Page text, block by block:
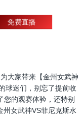
免费直播
大家带来【金州女武神
球迷们，别忘了提前收
您的观赛体验，还特别
州女武神VS菲尼克斯水